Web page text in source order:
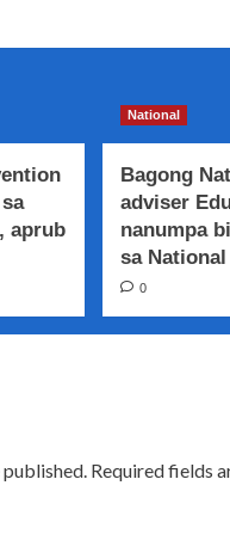
aprub
National
Bagong
adviser
nanumpa
sa
0
Required fields